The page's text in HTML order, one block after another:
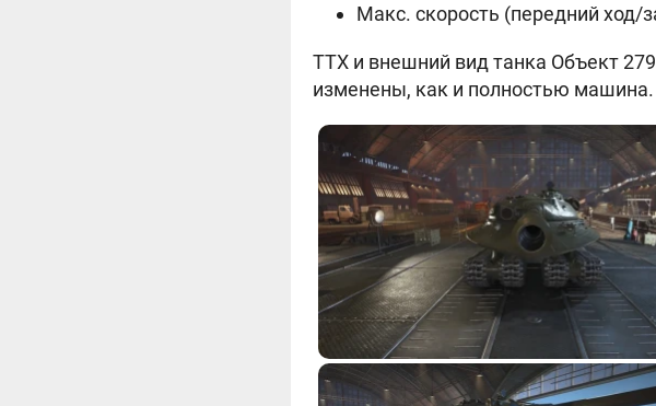
Макс. скорость (передний ход/
ТТХ и внешний вид танка Объект
изменены, как и полностью машина.